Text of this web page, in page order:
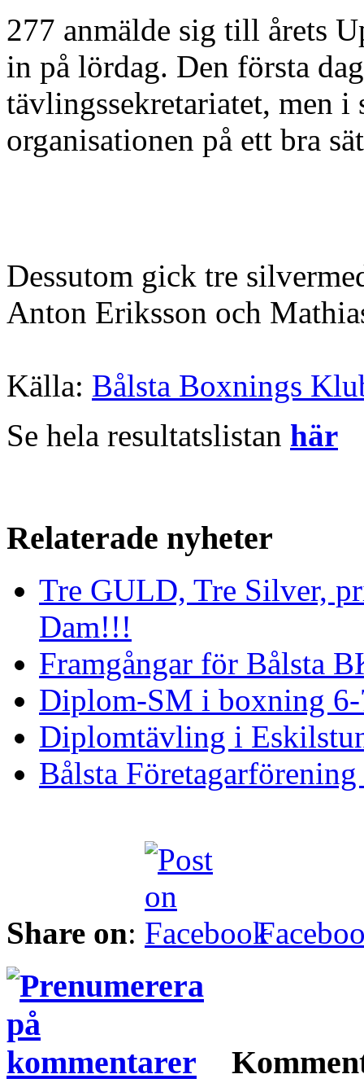
277 anmälde sig till årets
in på lördag. Den första
tävlingssekretariatet, men i
organisationen på ett bra
Dessutom gick tre
Anton Eriksson och
Källa: Bålsta Boxnings
Se hela resultatslistan här
Relaterade nyheter
Tre GULD, Tre Silver,
Dam!!!
Framgångar för Bålsta
Diplom-SM i boxning
Diplomtävling i
Bålsta
Share on: